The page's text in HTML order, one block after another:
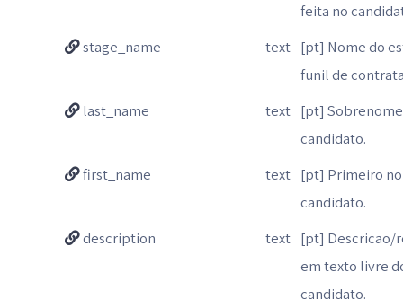
feita no
stage_name
text [pt] Nome do
funil de
last_name
text [pt]
candidato.
first_name
text [pt] Primeiro
candidato.
description
text [pt] Descricao/
em texto livre
candidato.